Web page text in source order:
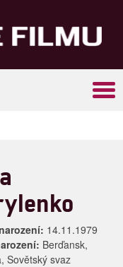
14.11.1979
Berďansk,
Sovětský svaz